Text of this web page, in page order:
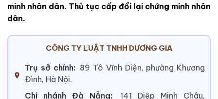
minh nhân dân. Thủ tục cấp đổi lại chứng minh nhân
dân.
CÔNG TY LUẬT TNHH DƯƠNG GIA
Trụ sở chính: 89 Tô Vĩnh Diện, phường Khương
Đình, Hà Nội.
Chi nhánh Đà Nẵng:
141 Diệp Minh Châu,